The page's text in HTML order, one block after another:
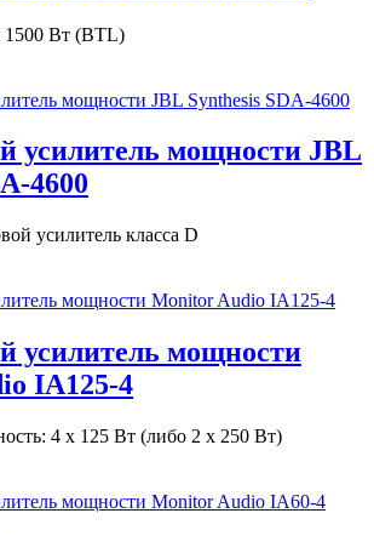
1500 Вт (BTL)
усилитель мощности JBL
4600
усилитель класса D
усилитель мощности
IA125-4
4 x 125 Вт (либо 2 x 250 Вт)